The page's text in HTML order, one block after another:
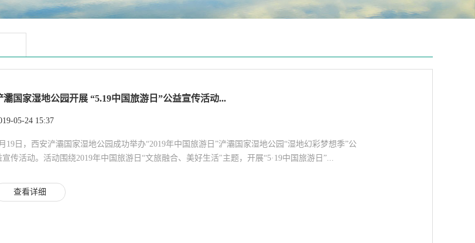
灞国家湿地公园开展 “5.19中国旅游日”公益宣传活动...
05-24 15:37
19日，西安浐灞国家湿地公园成功举办“2019年中国旅游日”浐灞国家湿地公园“湿地幻彩梦想季”公
宣传活动。活动围绕2019年中国旅游日“文旅融合、美好生活"主题，开展“5·19中国旅游日”...
查看详细